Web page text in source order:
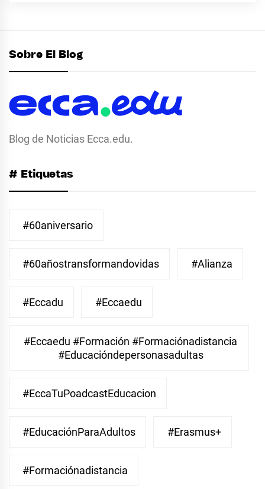
Sobre El Blog
Blog de Noticias Ecca.edu.
# Etiquetas
#60aniversario
#60añostransformandovidas #Alianza
#eccadu #eccaedu
#eccaedu #formación #formaciónadistancia
#educacióndepersonasadultas
#EccaTuPoadcastEducacion
#EducaciónParaAdultos #Erasmus+
#Formaciónadistancia